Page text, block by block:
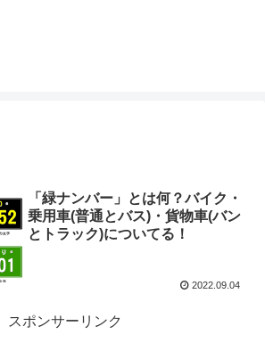
「緑ナンバー」とは何？バイク・
乗用車(普通とバス)・貨物車(バン
とトラック)についてる！
2022.09.04
スポンサーリンク